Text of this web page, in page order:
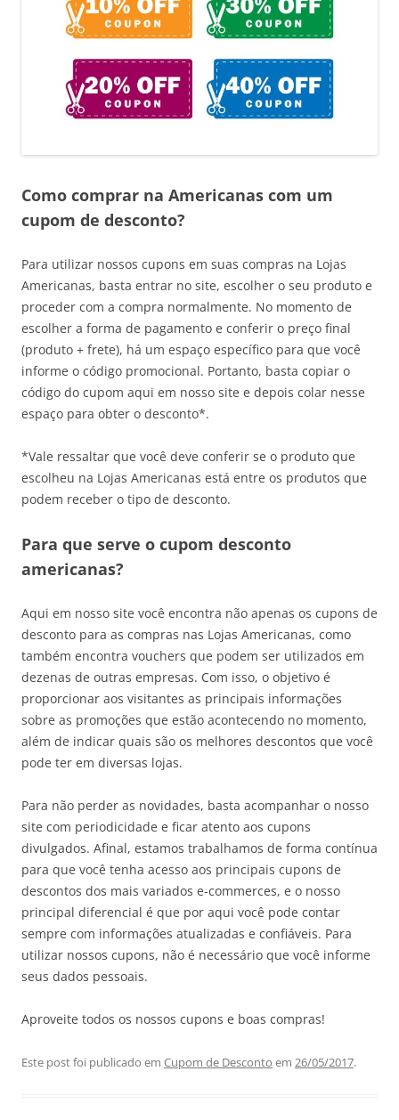
Como comprar na Americanas com um
cupom de desconto?
Para utilizar nossos cupons em suas compras na Lojas
Americanas, basta entrar no site, escolher o seu produto e
proceder com a compra normalmente. No momento de
escolher a forma de pagamento e conferir o preço final
(produto + frete), há um espaço específico para que você
informe o código promocional. Portanto, basta copiar o
código do cupom aqui em nosso site e depois colar nesse
espaço para obter o desconto*.
*Vale ressaltar que você deve conferir se o produto que
escolheu na Lojas Americanas está entre os produtos que
podem receber o tipo de desconto.
Para que serve o cupom desconto
americanas?
Aqui em nosso site você encontra não apenas os cupons de
desconto para as compras nas Lojas Americanas, como
também encontra vouchers que podem ser utilizados em
dezenas de outras empresas. Com isso, o objetivo é
proporcionar aos visitantes as principais informações
sobre as promoções que estão acontecendo no momento,
além de indicar quais são os melhores descontos que você
pode ter em diversas lojas.
Para não perder as novidades, basta acompanhar o nosso
site com periodicidade e ficar atento aos cupons
divulgados. Afinal, estamos trabalhamos de forma contínua
para que você tenha acesso aos principais cupons de
descontos dos mais variados e-commerces, e o nosso
principal diferencial é que por aqui você pode contar
sempre com informações atualizadas e confiáveis. Para
utilizar nossos cupons, não é necessário que você informe
seus dados pessoais.
Aproveite todos os nossos cupons e boas compras!
Este post foi publicado em Cupom de Desconto em 26/05/2017.